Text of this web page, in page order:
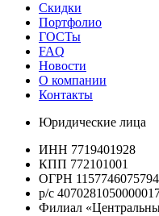
Скидки
Портфолио
ГОСТы
FAQ
Новости
О компании
Контакты
Юридические лица
ИНН 7719401928
КПП 772101001
ОГРН 1157746075794
р/с
Филиал